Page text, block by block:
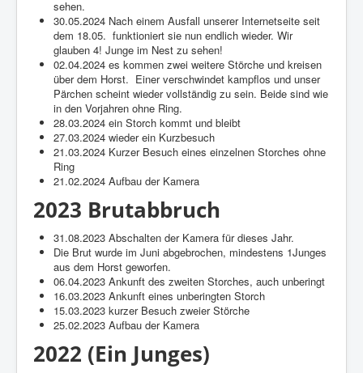
sehen.
30.05.2024 Nach einem Ausfall unserer Internetseite seit
dem 18.05. funktioniert sie nun endlich wieder. Wir
glauben 4! Junge im Nest zu sehen!
02.04.2024 es kommen zwei weitere Störche und kreisen
über dem Horst. Einer verschwindet kampflos und unser
Pärchen scheint wieder vollständig zu sein. Beide sind wie
in den Vorjahren ohne Ring.
28.03.2024 ein Storch kommt und bleibt
27.03.2024 wieder ein Kurzbesuch
21.03.2024 Kurzer Besuch eines einzelnen Storches ohne
Ring
21.02.2024 Aufbau der Kamera
2023 Brutabbruch
31.08.2023 Abschalten der Kamera für dieses Jahr.
Die Brut wurde im Juni abgebrochen, mindestens 1Junges
aus dem Horst geworfen.
06.04.2023 Ankunft des zweiten Storches, auch unberingt
16.03.2023 Ankunft eines unberingten Storch
15.03.2023 kurzer Besuch zweier Störche
25.02.2023 Aufbau der Kamera
2022 (Ein Junges)